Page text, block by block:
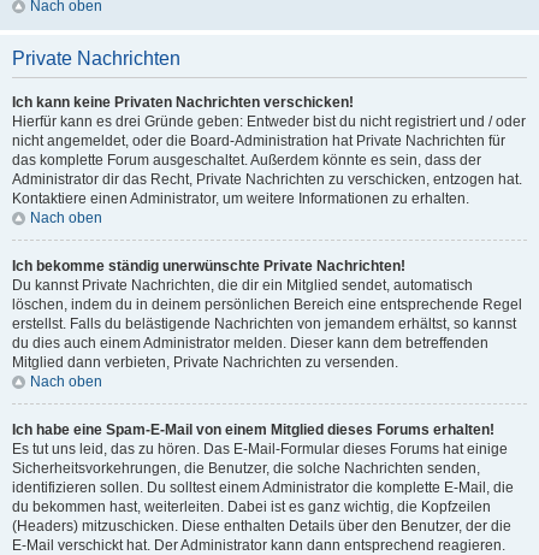
Nach oben
Private Nachrichten
Ich kann keine Privaten Nachrichten verschicken!
Hierfür kann es drei Gründe geben: Entweder bist du nicht registriert und / oder
nicht angemeldet, oder die Board-Administration hat Private Nachrichten für
das komplette Forum ausgeschaltet. Außerdem könnte es sein, dass der
Administrator dir das Recht, Private Nachrichten zu verschicken, entzogen hat.
Kontaktiere einen Administrator, um weitere Informationen zu erhalten.
Nach oben
Ich bekomme ständig unerwünschte Private Nachrichten!
Du kannst Private Nachrichten, die dir ein Mitglied sendet, automatisch
löschen, indem du in deinem persönlichen Bereich eine entsprechende Regel
erstellst. Falls du belästigende Nachrichten von jemandem erhältst, so kannst
du dies auch einem Administrator melden. Dieser kann dem betreffenden
Mitglied dann verbieten, Private Nachrichten zu versenden.
Nach oben
Ich habe eine Spam-E-Mail von einem Mitglied dieses Forums erhalten!
Es tut uns leid, das zu hören. Das E-Mail-Formular dieses Forums hat einige
Sicherheitsvorkehrungen, die Benutzer, die solche Nachrichten senden,
identifizieren sollen. Du solltest einem Administrator die komplette E-Mail, die
du bekommen hast, weiterleiten. Dabei ist es ganz wichtig, die Kopfzeilen
(Headers) mitzuschicken. Diese enthalten Details über den Benutzer, der die
E-Mail verschickt hat. Der Administrator kann dann entsprechend reagieren.